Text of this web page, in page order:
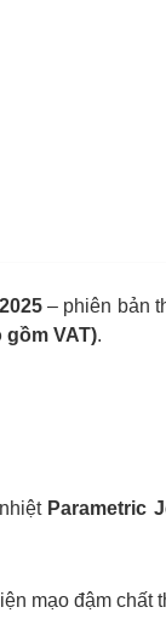
– phiên bản
gồm VAT).
Parametric
mạo đậm chất